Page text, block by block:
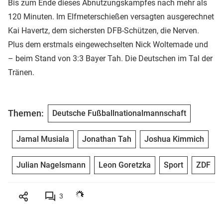
Bis zum Ende dieses Abnutzungskampfes nach mehr als
120 Minuten. Im Elfmeterschießen versagten ausgerechnet
Kai Havertz, dem sichersten DFB-Schützen, die Nerven.
Plus dem erstmals eingewechselten Nick Woltemade und
– beim Stand von 3:3 Bayer Tah. Die Deutschen im Tal der
Tränen.
Themen: Deutsche Fußballnationalmannschaft
Jamal Musiala Jonathan Tah Joshua Kimmich
Julian Nagelsmann Leon Goretzka Sport ZDF
3